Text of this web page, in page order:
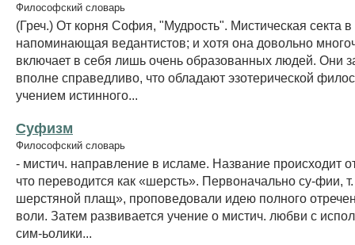
Философский словарь
(Греч.) От корня София, "Мудрость". Мистическая секта
напоминающая ведантистов; и хотя она довольно
включает в себя лишь очень образованных людей. Они
вполне справедливо, что обладают эзотерической
учением истинного...
Суфизм
Философский словарь
- мистич. направление в исламе. Название происходит
что переводится как «шерсть». Первоначально су-фии,
шерстяной плащ», проповедовали идею полного
воли. Затем развивается учение о мистич. любви с
сим-ьолики...